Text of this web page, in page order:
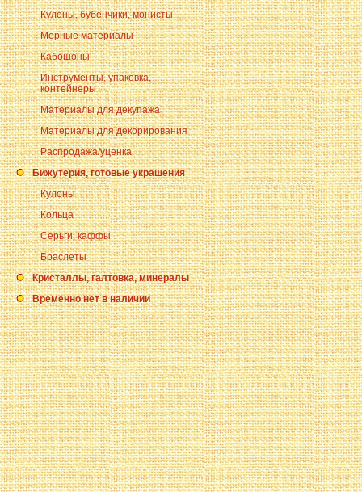
Кулоны, бубенчики, монисты
Мерные материалы
Кабошоны
Инструменты, упаковка,
контейнеры
Материалы для декупажа
Материалы для декорирования
Распродажа/уценка
Бижутерия, готовые украшения
Кулоны
Кольца
Серьги, каффы
Браслеты
Кристаллы, галтовка, минералы
Временно нет в наличии